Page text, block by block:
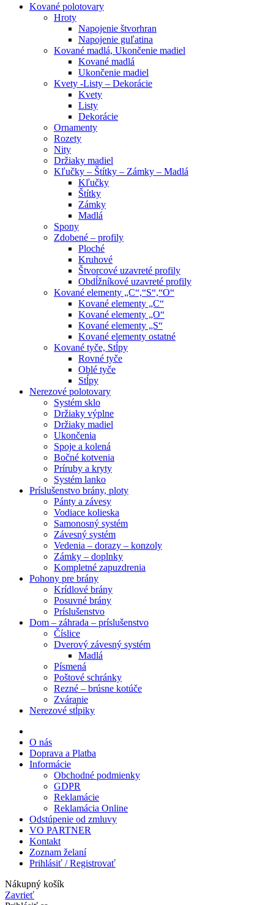
Kované polotovary
Hroty
Napojenie štvorhran
Napojenie guľatina
Kované madlá, Ukončenie madiel
Kované madlá
Ukončenie madiel
Kvety -Listy – Dekorácie
Kvety
Listy
Dekorácie
Ornamenty
Rozety
Nity
Držiaky madiel
Kľučky – Štítky – Zámky – Madlá
Kľučky
Štítky
Zámky
Madlá
Spony
Zdobené – profily
Ploché
Kruhové
Štvorcové uzavreté profily
Obdĺžníkové uzavreté profily
Kované elementy „C“,“S“,“O“
Kované elementy „C“
Kované elementy „O“
Kované elementy „S“
Kované elementy ostatné
Kované tyče, Stĺpy
Rovné tyče
Oblé tyče
Stĺpy
Nerezové polotovary
Systém sklo
Držiaky výplne
Držiaky madiel
Ukončenia
Spoje a kolená
Bočné kotvenia
Príruby a kryty
Systém lanko
Príslušenstvo brány, ploty
Pánty a závesy
Vodiace kolieska
Samonosný systém
Závesný systém
Vedenia – dorazy – konzoly
Zámky – doplnky
Kompletné zapuzdrenia
Pohony pre brány
Krídlové brány
Posuvné brány
Príslušenstvo
Dom – záhrada – príslušenstvo
Číslice
Dverový závesný systém
Madlá
Písmená
Poštové schránky
Rezné – brúsne kotúče
Zváranie
Nerezové stĺpiky
O nás
Doprava a Platba
Informácie
Obchodné podmienky
GDPR
Reklamácie
Reklamácia Online
Odstúpenie od zmluvy
VO PARTNER
Kontakt
Zoznam želaní
Prihlásiť / Registrovať
Nákupný košík
Zavrieť